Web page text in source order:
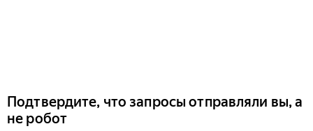
Подтвердите, что запросы отправляли вы, а
не робот